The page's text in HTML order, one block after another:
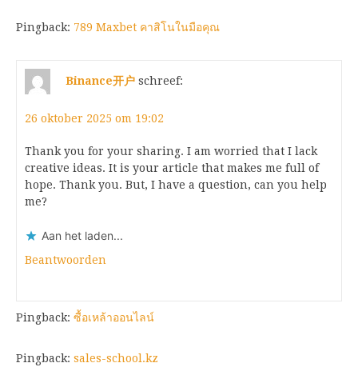
Pingback: 789 Maxbet คาสิโนในมือคุณ
Binance开户 schreef:
26 oktober 2025 om 19:02
Thank you for your sharing. I am worried that I lack
creative ideas. It is your article that makes me full of
hope. Thank you. But, I have a question, can you help
me?
Aan het laden...
Beantwoorden
Pingback: ซื้อเหล้าออนไลน์
Pingback: sales-school.kz